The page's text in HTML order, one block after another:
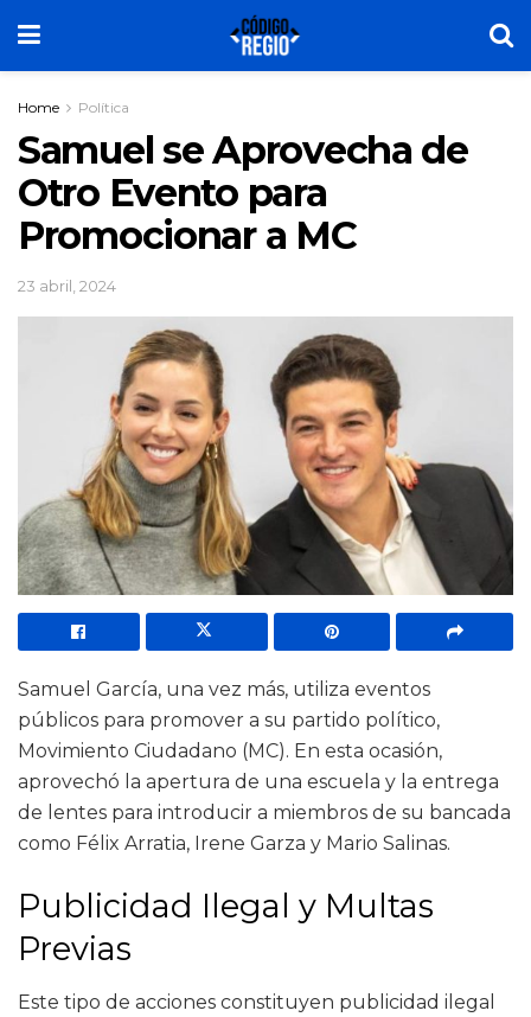
Home Política
Samuel se Aprovecha de
Otro Evento para
Promocionar a MC
23 abril, 2024
Samuel García, una vez más, utiliza eventos
públicos para promover a su partido político,
Movimiento Ciudadano (MC). En esta ocasión,
aprovechó la apertura de una escuela y la entrega
de lentes para introducir a miembros de su bancada
como Félix Arratia, Irene Garza y Mario Salinas.
Publicidad Ilegal y Multas
Previas
Este tipo de acciones constituyen publicidad ilegal